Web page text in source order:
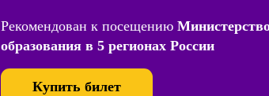
Рекомендован к посещению
образования в 5 регионах России
Купить билет